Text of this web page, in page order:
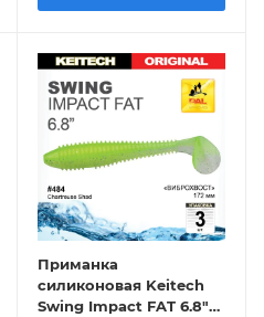
Приманка
силиконовая Keitech
Swing Impact FAT 6.8"